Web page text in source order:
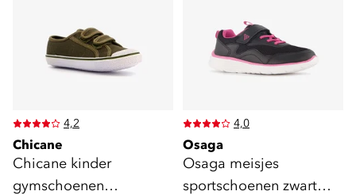
4,2
Chicane
Chicane kinder
gymschoenen
4,0
Osaga
Osaga meisjes
sportschoenen zwart